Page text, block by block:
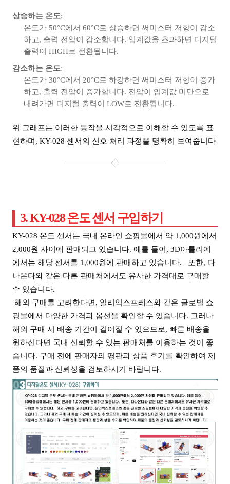
상승하는 온도:
온도가 50°C에서 60°C로 상승하면 써미스터 저항이 감소
하고, 출력 전압이 감소합니다. 임계값을 초과하면 디지털
출력이 HIGH로 전환됩니다.
감소하는 온도:
온도가 30°C에서 20°C로 하강하면 써미스터 저항이 증가
하고, 출력 전압이 증가합니다. 전압이 임계값 미만으로
내려가면 디지털 출력이 LOW로 전환됩니다.
위 그래프는 이러한 동작을 시각적으로 이해할 수 있도록 표
현하며, KY-028 센서의 신호 처리 과정을 명확히 보여줍니다
3. KY-028 온도 센서 구입하기
KY-028 온도 센서는 국내 온라인 쇼핑몰에서 약 1,000원에서
2,000원 사이에 판매되고 있습니다. 예를 들어, 3D아틀리에
에서는 해당 센서를 1,000원에 판매하고 있습니다.
또한, 다
나온다와 같은 다른 판매처에서도 유사한 가격대로 구매할
수 있습니다.
해외 구매를 고려한다면, 알리익스프레스와 같은 글로벌 쇼
핑몰에서 다양한 가격과 옵션을 확인할 수 있습니다. 그러나
해외 구매 시 배송 기간이 길어질 수 있으므로, 빠른 배송을
원하신다면 국내 신뢰할 수 있는 판매처를 이용하는 것이 좋
습니다. 구매 전에 판매자의 평판과 상품 후기를 확인하여 제
품의 품질과 신뢰성을 검토하시기 바랍니다.